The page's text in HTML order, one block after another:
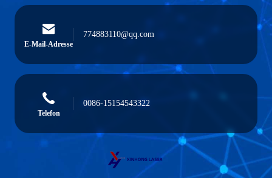
E-Mail-Adresse
774883110@qq.com
Telefon
0086-15154543322